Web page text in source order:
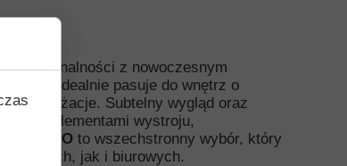
funkcjonalności z nowoczesnym
że idealnie pasuje do wnętrz o
aranżacje. Subtelny wygląd oraz
elementami wystroju,
PABLO to wszechstronny wybór, który
jak i biurowych.